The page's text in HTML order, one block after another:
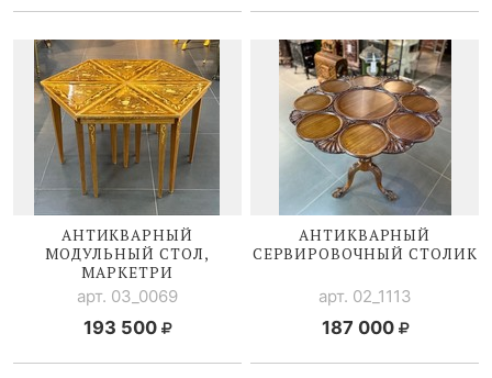
АНТИКВАРНЫЙ
МОДУЛЬНЫЙ СТОЛ,
МАРКЕТРИ
арт. 03_0069
193 500
АНТИКВАРНЫЙ
СЕРВИРОВОЧНЫЙ СТОЛИК
арт. 02_1113
187 000